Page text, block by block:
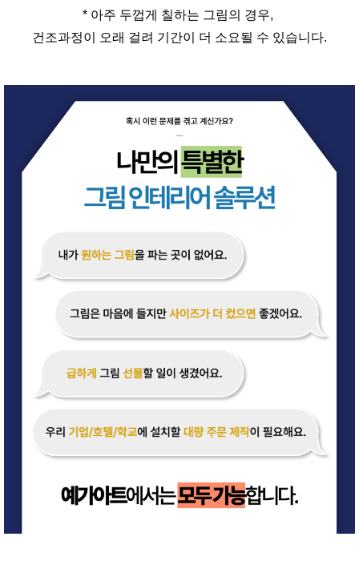
* 아주 두껍게 칠하는 그림의 경우,
건조과정이 오래 걸려 기간이 더 소요될 수 있습니다.